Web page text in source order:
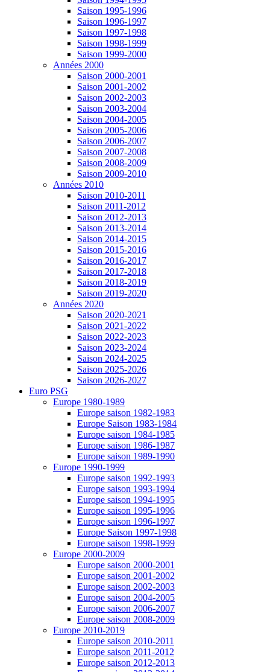
Saison 1995-1996
Saison 1996-1997
Saison 1997-1998
Saison 1998-1999
Saison 1999-2000
Années 2000
Saison 2000-2001
Saison 2001-2002
Saison 2002-2003
Saison 2003-2004
Saison 2004-2005
Saison 2005-2006
Saison 2006-2007
Saison 2007-2008
Saison 2008-2009
Saison 2009-2010
Années 2010
Saison 2010-2011
Saison 2011-2012
Saison 2012-2013
Saison 2013-2014
Saison 2014-2015
Saison 2015-2016
Saison 2016-2017
Saison 2017-2018
Saison 2018-2019
Saison 2019-2020
Années 2020
Saison 2020-2021
Saison 2021-2022
Saison 2022-2023
Saison 2023-2024
Saison 2024-2025
Saison 2025-2026
Saison 2026-2027
Euro PSG
Europe 1980-1989
Europe saison 1982-1983
Europe Saison 1983-1984
Europe saison 1984-1985
Europe saison 1986-1987
Europe saison 1989-1990
Europe 1990-1999
Europe saison 1992-1993
Europe saison 1993-1994
Europe saison 1994-1995
Europe saison 1995-1996
Europe saison 1996-1997
Europe Saison 1997-1998
Europe saison 1998-1999
Europe 2000-2009
Europe saison 2000-2001
Europe saison 2001-2002
Europe saison 2002-2003
Europe saison 2004-2005
Europe saison 2006-2007
Europe saison 2008-2009
Europe 2010-2019
Europe saison 2010-2011
Europe saison 2011-2012
Europe saison 2012-2013